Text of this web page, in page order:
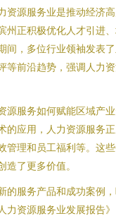
资源服务业是推动经济
州正积极优化人才引进
间，多位行业领袖发表
等前沿趋势，强调人力
源服务如何赋能区域产
的应用，人力资源服务
管理和员工福利等。这
了更多价值。
的服务产品和成功案例
力资源服务业发展报告